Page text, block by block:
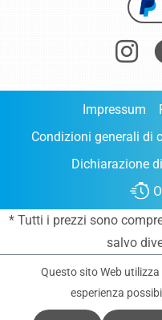
Impressum
Condizioni generali di
Dichiarazione
* Tutti i prezzi sono
salvo
Questo sito Web
esperienza